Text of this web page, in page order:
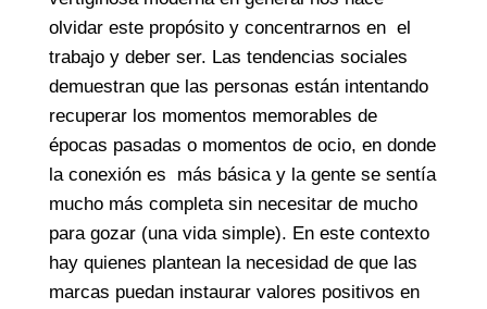
olvidar este propósito y concentrarnos en el
trabajo y deber ser. Las tendencias sociales
demuestran que las personas están intentando
recuperar los momentos memorables de
épocas pasadas o momentos de ocio, en donde
la conexión es más básica y la gente se sentía
mucho más completa sin necesitar de mucho
para gozar (una vida simple). En este contexto
hay quienes plantean la necesidad de que las
marcas puedan instaurar valores positivos en